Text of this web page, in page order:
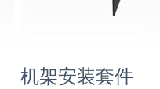
机架安装套件